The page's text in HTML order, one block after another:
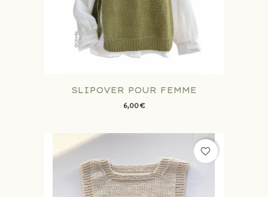
SLIPOVER POUR FEMME
6,00 €
favorite_border